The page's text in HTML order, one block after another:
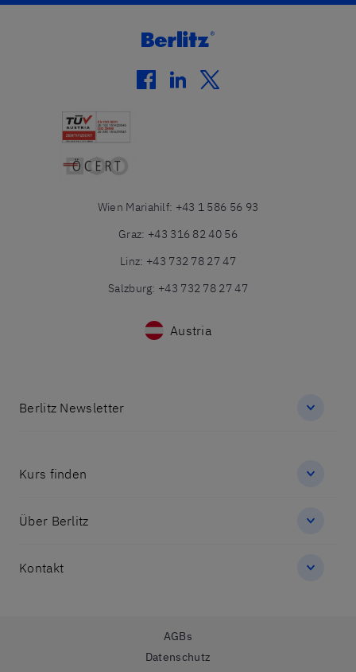
facebook
linkedin
twitter
Wien Mariahilf: +43 1 586 56 93
Graz: +43 316 82 40 56
Linz: +43 732 78 27 47
Salzburg: +43 732 78 27 47
Austria
Berlitz Newsletter
Kurs finden
Über Berlitz
Kontakt
AGBs
Datenschutz